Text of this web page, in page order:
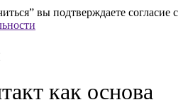
вы подтверждаете согласие с
как основа